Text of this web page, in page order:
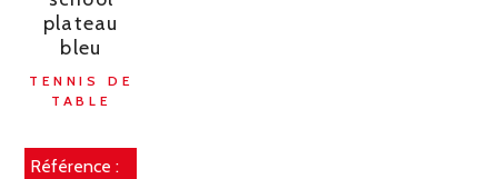
plateau
bleu
TENNIS DE
TABLE
Référence :